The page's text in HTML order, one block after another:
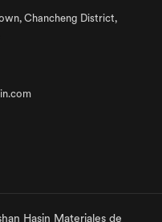
Chancheng District,
Hasin Materiales de